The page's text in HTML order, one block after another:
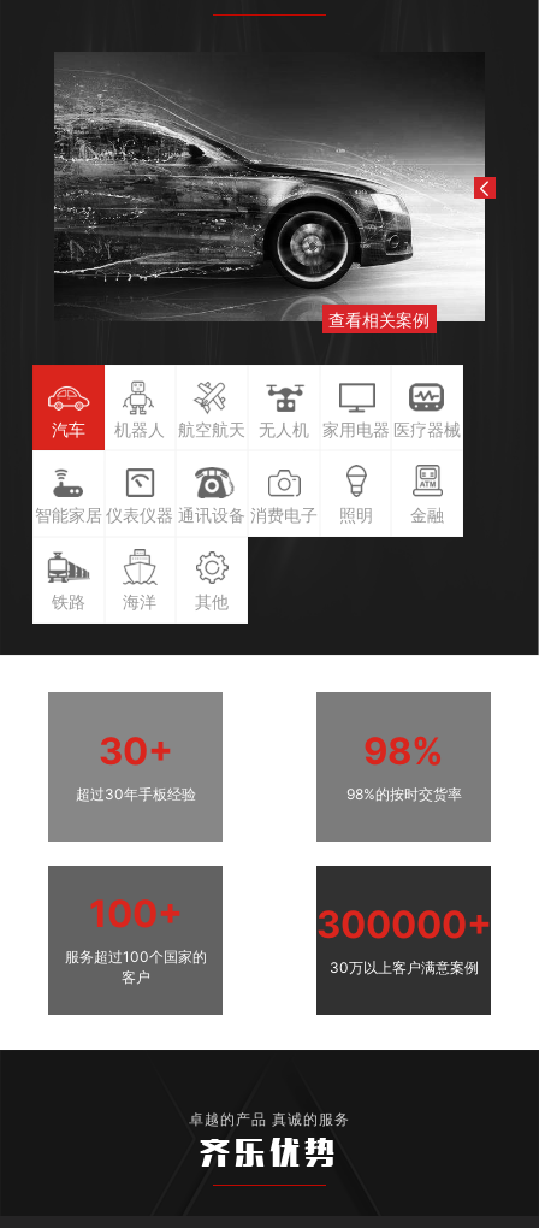
查看相关案例
汽车 机器人 航空航天 无人机 家用电器 医疗器械
智能家居 仪表仪器 通讯设备 消费电子 照明 金融
铁路 海洋 其他
30+
超过30年手板经验
98%
98%的按时交货率
100+
服务超过100个国家的
客户
300000+
30万以上客户满意案例
卓越的产品 真诚的服务
齐乐优势